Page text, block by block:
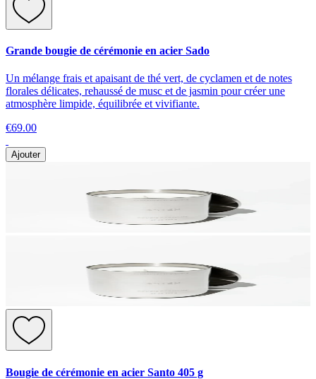
Grande bougie de cérémonie en acier Sado
Un mélange frais et apaisant de thé vert, de cyclamen et de notes
florales délicates, rehaussé de musc et de jasmin pour créer une
atmosphère limpide, équilibrée et vivifiante.
€69.00
Ajouter
Bougie de cérémonie en acier Santo 405 g